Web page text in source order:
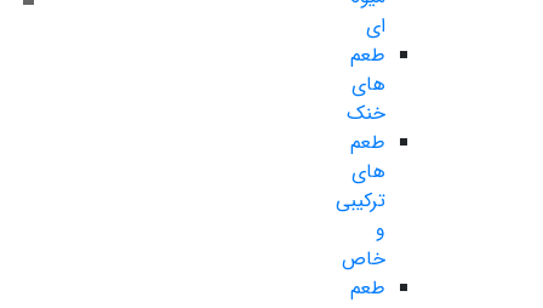
ای
طعم
های
خنک
طعم
های
ترکیبی
و
خاص
طعم